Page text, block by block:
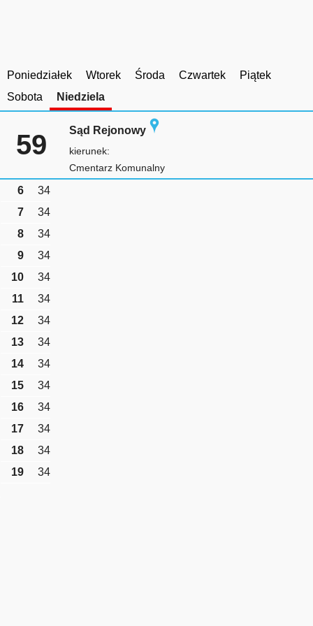
Poniedziałek Wtorek Środa Czwartek
Piątek
Sobota
Niedziela
59 Sąd Rejonowy
kierunek:
Cmentarz Komunalny
6
34
7
34
8
34
9
34
10
34
11
34
12
34
13
34
14
34
15
34
16
34
17
34
18
34
19
34